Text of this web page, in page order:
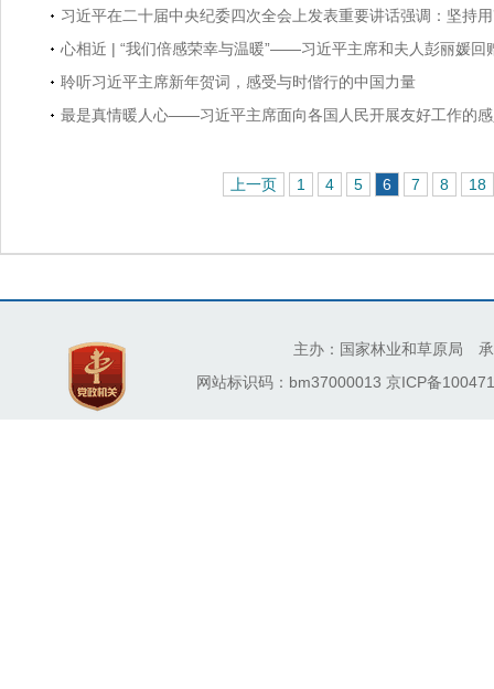
习近平在二十届中央纪委四次全会上发表重要讲话强调：坚持
心相近 | “我们倍感荣幸与温暖”——习近平主席和夫人彭丽媛回
聆听习近平主席新年贺词，感受与时偕行的中国力量
最是真情暖人心——习近平主席面向各国人民开展友好工作的
上一页 1 4 5 6 7 8 18
主办：国家林业和草原局
网站标识码：bm37000013 京ICP备